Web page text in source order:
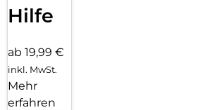
Hilfe
ab 19,99 €
inkl. MwSt.
Mehr
erfahren